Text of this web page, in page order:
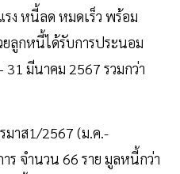
ง หนี้ลด หมดเร็ว พร้อม
ยลูกหนี้ได้รับการประนอม
มีนาคม 2567 รวมกว่า
มาส1/2567 (ม.ค.-
ร จำนวน 66 ราย มูลหนี้กว่า